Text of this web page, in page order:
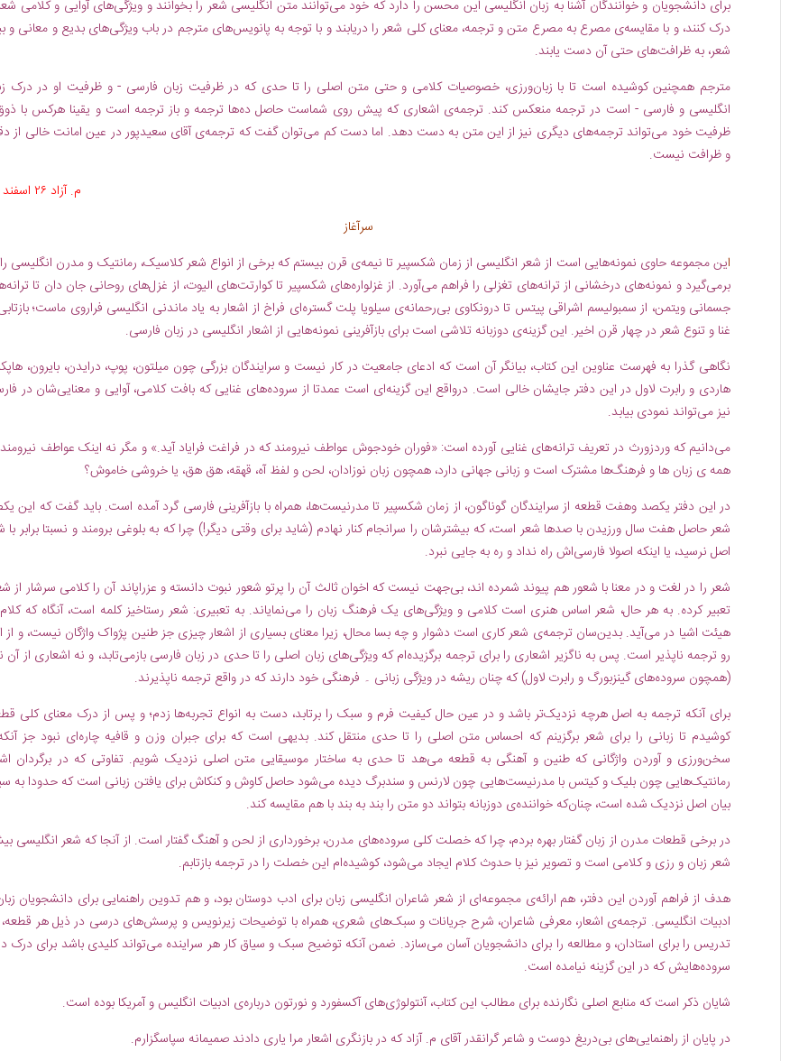
برای دانشجویان و خوانندگان آشنا به زبان انگلیسی این محسن را دارد که خود می‌توانند متن انگلیسی شعر را بخوانند و ویژگی‌های آوایی و کلامی
درک کنند، و با مقایسه‌ی مصرع به مصرع متن و ترجمه، معنای کلی شعر را دریابند و با توجه به پانویس‌های مترجم در باب ویژگی‌های بدیع و معانی و
شعر، به ظرافت‌های حتی آن دست یابند.
مترجم همچنین کوشیده است تا با زبان‌ورزی، خصوصیات کلامی و حتی متن اصلی را تا حدی که در ظرفیت زبان فارسی - و ظرفیت او در درک
انگلیسی و فارسی - است در ترجمه منعکس کند. ترجمه‌ی اشعاری که پیش روی شماست حاصل ده‌ها ترجمه و باز ترجمه است و يقينا هرکس با
ظرفیت خود می‌تواند ترجمه‌های دیگری نیز از این متن به دست دهد. اما دست کم می‌توان گفت که ترجمه‌ی آقای سعیدپور در عین امانت خالی از
و ظرافت نیست.
م. آزاد ۲۶ اسفند ۷۶
سرآغاز
این مجموعه حاوی نمونه‌هایی است از شعر انگلیسی از زمان شکسپیر تا نیمه‌ی قرن بیستم که برخی از انواع شعر کلاسیک، رمانتیک و مدرن انگلیسی
برمی‌گیرد و نمونه‌های درخشانی از ترانه‌های تغزلی را فراهم می‌آورد. از غزلواره‌های شکسپیر تا کوارتت‌های الیوت، از غزل‌های روحانی جان دان تا
جسمانی ویتمن، از سمبولیسم اشراقی پیتس تا درونکاوی بی‌رحمانه‌ی سیلویا پلت گستره‌ای فراخ از اشعار به یاد ماندنی انگلیسی فراروی ماست؛
غنا و تنوع شعر در چهار قرن اخیر. این گزینه‌ی دوزبانه تلاشی است برای بازآفرینی نمونه‌هایی از اشعار انگلیسی در زبان فارسی.
نگاهی گذرا به فهرست عناوین این کتاب، بیانگر آن است که ادعای جامعیت در کار نیست و سرایندگان بزرگی چون میلتون، پوپ، درايدن، بایرون،
هاردی و رابرت لاول در این دفتر جایشان خالی است. درواقع این گزینه‌ای است عمدتا از سروده‌های غنایی که بافت کلامی، آوایی و معنایی‌شان در
نیز می‌تواند نمودی بیابد.
می‌دانیم که وردزورث در تعریف ترانه‌های غنایی آورده است: «فوران خودجوش عواطف نیرومند که در فراغت فرایاد آید.» و مگر نه اینک عواطف
همه ی زبان ها و فرهنگ‌ها مشترک است و زبانی جهانی دارد، همچون زبان نوزادان، لحن و لفظ آه، قهقه، هق هق، یا خروشی خاموش؟
در این دفتر يكصد وهفت قطعه از سرایندگان گوناگون، از زمان شکسپیر تا مدرنیست‌ها، همراه با بازآفرینی فارسی گرد آمده است. باید گفت که این
شعر حاصل هفت سال ورزیدن با صدها شعر است، که بیشترشان را سرانجام کنار نهادم (شاید برای وقتی دیگر!) چرا که به بلوغی برومند و نسبتا برابر با
اصل نرسید، یا اینکه اصولا فارسی‌اش راه نداد و ره به جایی نبرد.
شعر را در لغت و در معنا با شعور هم پیوند شمرده اند، بی‌جهت نیست که اخوان ثالث آن را پرتو شعور نبوت دانسته و عزراپاند آن را کلامی سرشار از
تعبیر کرده. به هر حال، شعر اساس هنری است کلامی و ویژگی‌های یک فرهنگ زبان را می‌نمایاند. به تعبیری: شعر رستاخیز کلمه است، آنگاه که
هیئت اشیا در می‌آید. بدین‌سان ترجمه‌ی شعر کاری است دشوار و چه بسا محال، زیرا معنای بسیاری از اشعار چیزی جز طنین پژواک واژگان نیست، و از
رو ترجمه ناپذیر است. پس به ناگزیر اشعاری را برای ترجمه برگزیده‌ام که ویژگی‌های زبان اصلی را تا حدی در زبان فارسی بازمی‌تابد، و نه اشعاری از آن
(همچون سروده‌های گینزبورگ و رابرت لاول) که چنان ریشه در ویژگی زبانی ۔ فرهنگی خود دارند که در واقع ترجمه ناپذیرند.
برای آنکه ترجمه به اصل هرچه نزدیک‌تر باشد و در عین حال کیفیت فرم و سبک را برتابد، دست به انواع تجربه‌ها زدم؛ و پس از درک معنای کلی
کوشیدم تا زبانی را برای شعر برگزینم که احساس متن اصلی را تا حدی منتقل کند. بدیهی است که برای جبران وزن و قافیه چاره‌ای نبود جز
سخن‌ورزی و آوردن واژگانی که طنین و آهنگی به قطعه می‌هد تا حدی به ساختار موسیقایی متن اصلی نزدیک شویم. تفاوتی که در برگردان
رمانتیک‌هایی چون بلیک و کیتس با مدرنیست‌هایی چون لارنس و سندبرگ دیده می‌شود حاصل کاوش و کنکاش برای یافتن زبانی است که حدودا به
بیان اصل نزدیک شده است، چنان‌که خواننده‌ی دوزبانه بتواند دو متن را بند به بند با هم مقایسه کند.
در برخی قطعات مدرن از زبان گفتار بهره بردم، چرا که خصلت کلی سروده‌های مدرن، برخورداری از لحن و آهنگ گفتار است. از آنجا که شعر انگلیسی
شعر زبان و رزی و کلامی است و تصویر نیز با حدوث کلام ایجاد می‌شود، کوشیده‌ام این خصلت را در ترجمه بازتابم.
هدف از فراهم آوردن این دفتر، هم ارائه‌ی مجموعه‌ای از شعر شاعران انگلیسی زبان برای ادب دوستان بود، و هم تدوین راهنمایی برای دانشجویان
ادبیات انگلیسی. ترجمه‌ی اشعار، معرفی شاعران، شرح جریانات و سبک‌های شعری، همراه با توضیحات زیرنویس و پرسش‌های درسی در ذیل هر قطعه،
تدریس را برای استادان، و مطالعه را برای دانشجویان آسان می‌سازد. ضمن آنکه توضیح سبک و سیاق کار هر سراینده می‌تواند کلیدی باشد برای درک
سروده‌هایش که در این گزینه نیامده است.
شایان ذکر است که منابع اصلی نگارنده برای مطالب این کتاب، آنتولوژی‌های آکسفورد و نورتون درباره‌ی ادبیات انگلیس و آمریکا بوده است.
در پایان از راهنمایی‌های بی‌دریغ دوست و شاعر گرانقدر آقای م. آزاد که در بازنگری اشعار مرا یاری دادند صمیمانه سپاسگزارم.